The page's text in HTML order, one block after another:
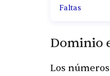
Faltas
Dominio
Los